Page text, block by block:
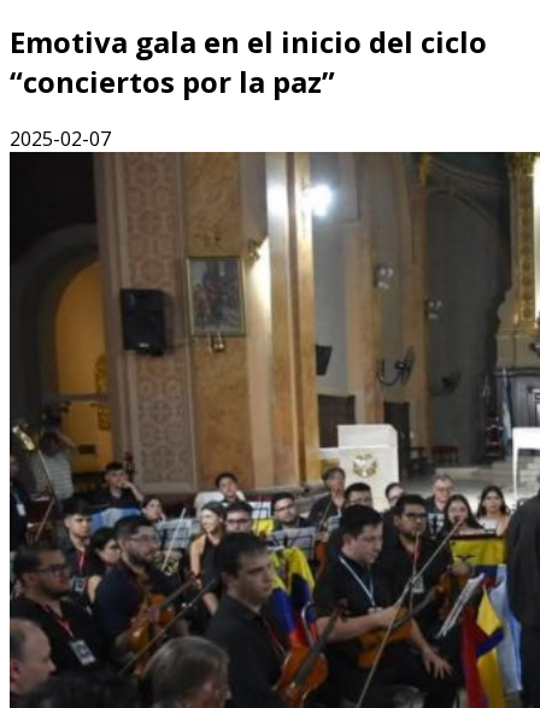
Emotiva gala en el inicio del ciclo
“conciertos por la paz”
2025-02-07